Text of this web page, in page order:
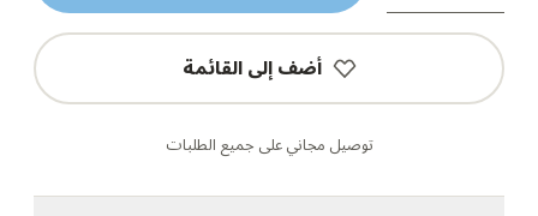
أضف إلى القائمة
توصيل مجاني على جميع الطلبات